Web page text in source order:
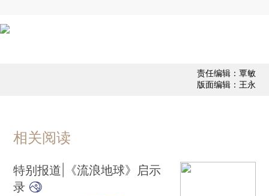
责任编辑：覃敏
版面编辑：王永
相关阅读
特别报道|《流浪地球》启示
录